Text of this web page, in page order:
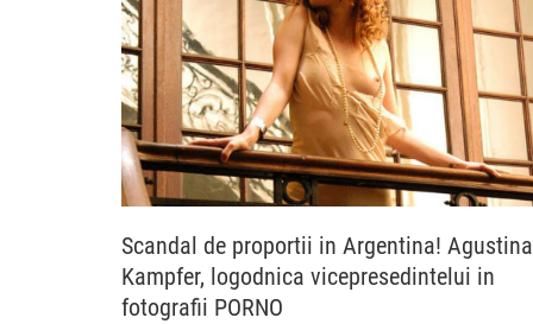
Scandal de proportii in Argentina! Agustina
Kampfer, logodnica vicepresedintelui in
fotografii PORNO